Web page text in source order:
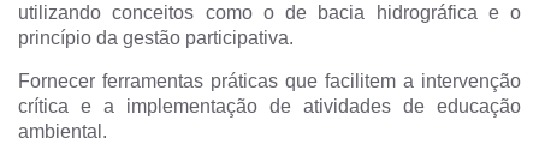
utilizando conceitos como o de bacia hidrográfica e o
princípio da gestão participativa.
Fornecer ferramentas práticas que facilitem a intervenção
crítica e a implementação de atividades de educação
ambiental.